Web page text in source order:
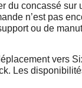
du concassé
n’est pas
ou de
vers
Les